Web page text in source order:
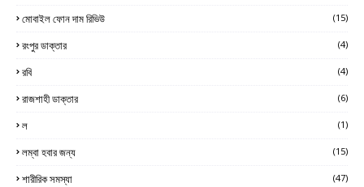
মোবাইল ফোন দাম রিভিউ (15)
রংপুর ডাক্তার (4)
রবি (4)
রাজশাহী ডাক্তার (6)
ল (1)
লম্বা হবার জন্য (15)
শারীরিক সমস্যা (47)